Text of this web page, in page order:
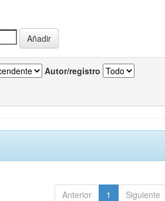
Autor/registro
Anterior 1 Siguiente